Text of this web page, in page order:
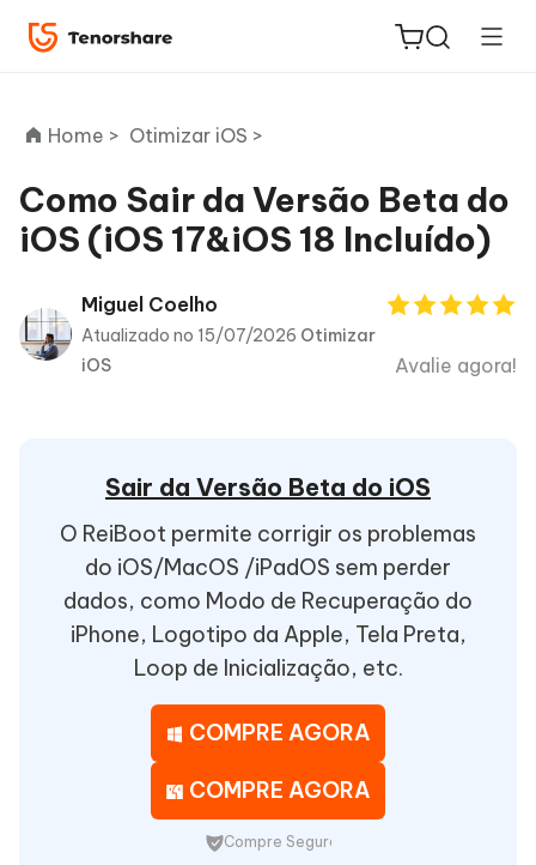
ReiBoot
PDNob
PDF
Home > Otimizar iOS >
Como Sair da Versão Beta do
iOS (iOS 17&iOS 18 Incluído)
Miguel Coelho
Atualizado no 15/07/2026 Otimizar
iOS
Avalie agora!
Sair da Versão Beta do iOS
O ReiBoot permite corrigir os problemas
do iOS/MacOS /iPadOS sem perder
dados, como Modo de Recuperação do
iPhone, Logotipo da Apple, Tela Preta,
Loop de Inicialização, etc.
COMPRE AGORA
COMPRE AGORA
Compre Seguro